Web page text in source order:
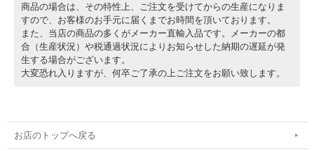
商品の場合は、その特性上、ご注文を受けてからの生産になりま
すので、お客様のお手元に届くまでお時間を頂いております。
また、当店の商品の多くがメーカー直輸入品です。メーカーの都
合（生産状況）や税通過状況によりお知らせした納期の遅延が発
生する場合がございます。
大変恐れ入りますが、何卒ご了承の上ご注文をお願い致します。
お店のトップへ戻る